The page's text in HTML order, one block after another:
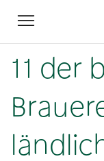
Toggle
navigation
Startseite
11 der